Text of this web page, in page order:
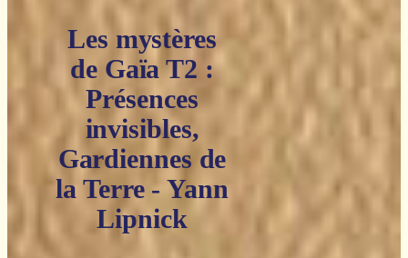
Les mystères
de Gaïa T2 :
Présences
invisibles,
Gardiennes de
la Terre - Yann
Lipnick